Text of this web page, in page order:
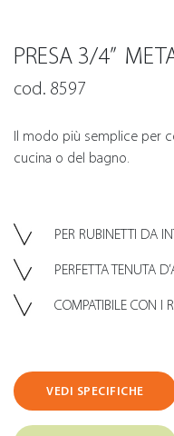
PRESA 3/4”
cod. 8597
Il modo più semplice per
cucina o del bagno.
PER RUBINETTI DA
PERFETTA TENUTA
COMPATIBILE CON I
VEDI SPECIFICHE